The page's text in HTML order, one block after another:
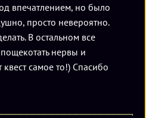
впечатлением, но было
просто невероятно.
В остальном все
нервы и
квест самое то!) Спасибо